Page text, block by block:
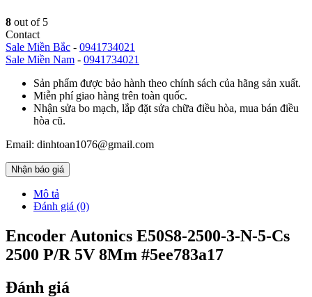
8 out of 5
Contact
Sale Miền Bắc - 0941734021
Sale Miền Nam - 0941734021
Sản phẩm được bảo hành theo chính sách của hãng sản xuất.
Miễn phí giao hàng trên toàn quốc.
Nhận sửa bo mạch, lắp đặt sửa chữa điều hòa, mua bán điều
hòa cũ.
Email: dinhtoan1076@gmail.com
Nhận báo giá
Mô tả
Đánh giá (0)
Encoder Autonics E50S8-2500-3-N-5-Cs
2500 P/R 5V 8Mm #5ee783a17
Đánh giá